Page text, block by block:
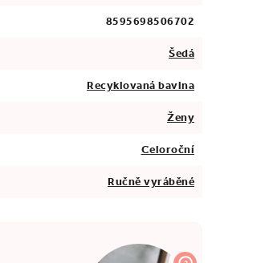
8595698506702
Šedá
Recyklovaná bavlna
Ženy
Celoroční
Ručně vyráběné